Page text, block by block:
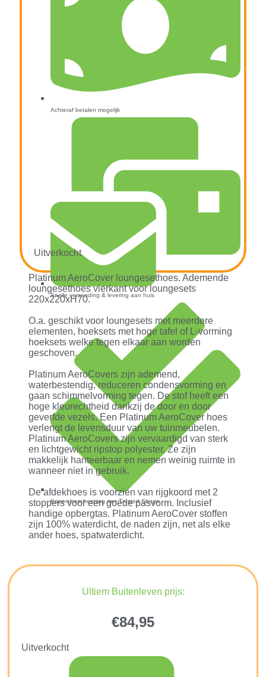
Achteraf betalen mogelijk
Snelle verzending & levering aan huis
Kopersbescherming met Trusted Shops
Uitverkocht
Platinum AeroCover loungesethoes. Ademende
loungesethoes vierkant voor loungesets
220x220xH70.
O.a. geschikt voor loungesets met meerdere
elementen, hoeksets met hoge tafel of L-vorming
hoeksets welke tegen elkaar aan worden
geschoven.
Platinum AeroCovers zijn ademend,
waterbestendig, reduceren condensvorming en
gaan schimmelvorming tegen. De stof heeft een
hoge kleurechtheid dankzij de door en door
geverfde vezels. Een Platinum AeroCover hoes
verlengt de levensduur van uw tuinmeubelen.
Platinum AeroCovers zijn vervaardigd van sterk
en lichtgewicht ripstop polyester. Ze zijn
makkelijk hanteerbaar en nemen weinig ruimte in
wanneer niet in gebruik.
De afdekhoes is voorzien van rijgkoord met 2
stoppers voor een goede pasvorm. Inclusief
handige opbergtas. Platinum AeroCover stoffen
zijn 100% waterdicht, de naden zijn, net als elke
ander hoes, spatwaterdicht.
Ultiem Buitenleven prijs:
€84,95
Uitverkocht